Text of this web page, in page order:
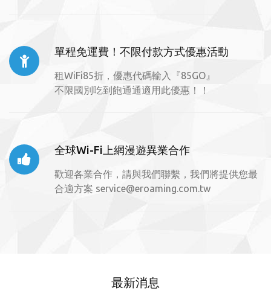
單程免運費！不限付款方式優惠活動
租WiFi85折，優惠代碼輸入『85GO』
不限國別吃到飽通通適用此優惠！！
全球Wi-Fi上網漫遊異業合作
歡迎各業合作，請與我們聯繫，我們將提供您最
合適方案 service@eroaming.com.tw
最新消息